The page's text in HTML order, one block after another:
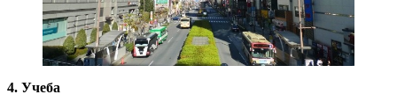
4. Учеба